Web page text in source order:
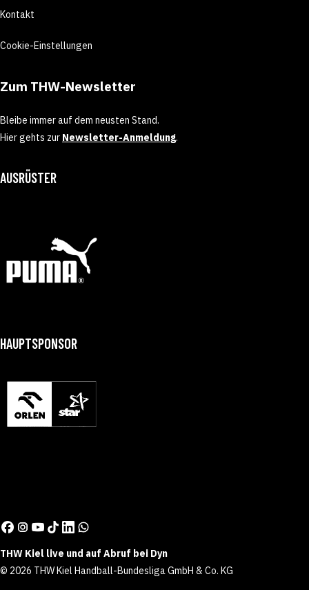
Kontakt
Cookie-Einstellungen
Zum THW-Newsletter
Bleibe immer auf dem neusten Stand.
Hier gehts zur Newsletter-Anmeldung.
AUSRÜSTER
HAUPTSPONSOR
THW Kiel live und auf Abruf bei Dyn
© 2026 THW Kiel Handball-Bundesliga GmbH & Co. KG